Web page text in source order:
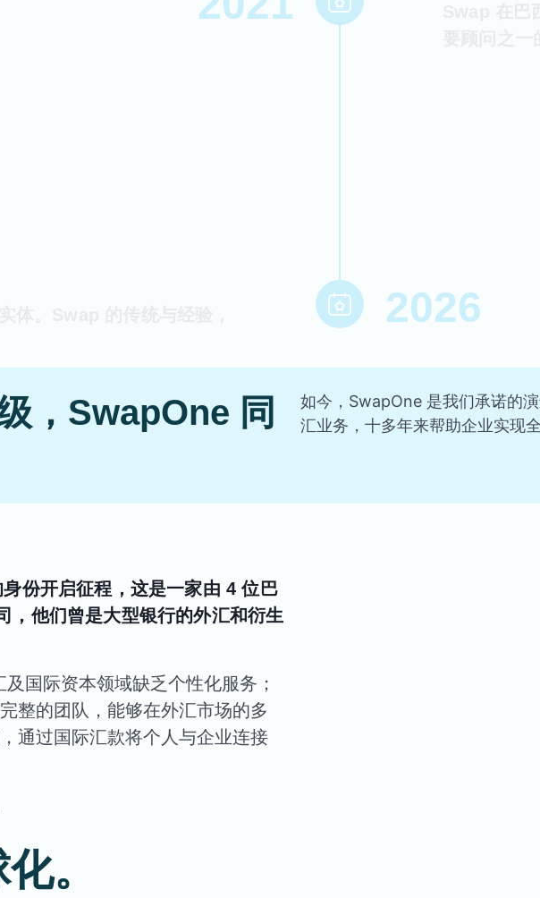
2026
，SwapOne 同
如今，SwapOne 是我们承诺的
汇业务，十多年来帮助企业实现
份开启征程，这是一家由 4 位巴
，他们曾是大型银行的外汇和衍生
国际资本领域缺乏个性化服务；
整的团队，能够在外汇市场的多
通过国际汇款将个人与企业连接
。